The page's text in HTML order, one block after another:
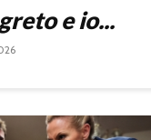
e io...